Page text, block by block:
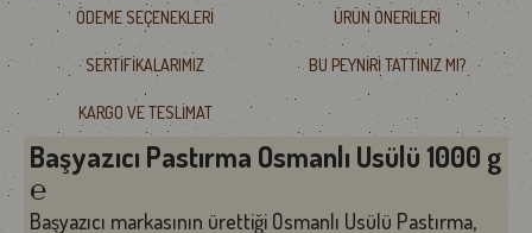
ÖDEME SEÇENEKLERI ÜRÜN ÖNERILERI
SERTIFIKALARIMIZ BU PEYNIRI TATTINIZ MI?
KARGO VE TESLIMAT
Başyazıcı Pastırma Osmanlı Usülü 1000 g
℮
Başyazıcı markasının ürettiği Osmanlı Usülü Pastırma,